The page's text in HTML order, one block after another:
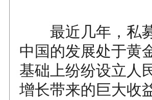
最近几年，私募
中国的发展处于黄
基础上纷纷设立人
增长带来的巨大收